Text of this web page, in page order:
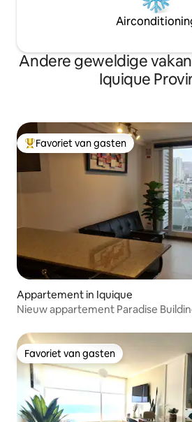
Andere geweldige
Iquique
Topfavoriet van gasten
Favoriet van gasten
Appartement in Iquique
Nieuw appartement Paradise
Favoriet van gasten
Favoriet van gasten